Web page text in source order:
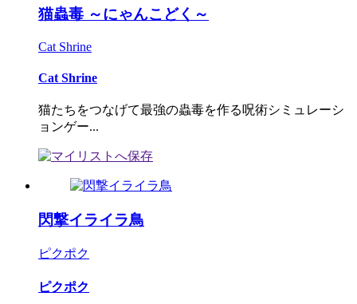
猫蟲毒 ～にゃんこどく～
Cat Shrine
Cat Shrine
猫たちをつなげて最強の蟲毒を作る呪術シミュレーシ
ョンゲー...
閃撃イライラ鳥
ピクポク
ピクポク